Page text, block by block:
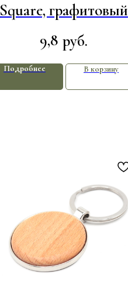
Square, графитовый
9,8 руб.
Подробнее В корзину